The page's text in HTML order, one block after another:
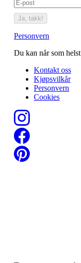
Ja, takk!
Personvern
Du kan når som
Kontakt oss
Kjøpsvilkår
Personvern
Cookies